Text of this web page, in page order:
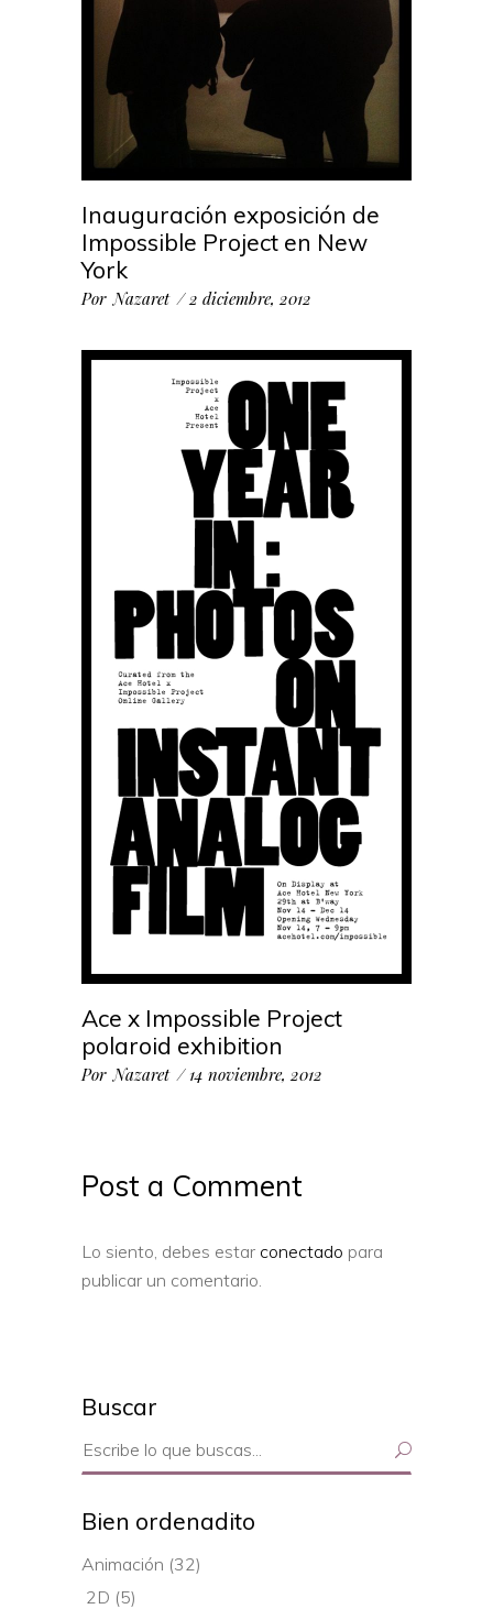
Inauguración exposición de
Impossible Project en New
York
Por Nazaret 2 diciembre, 2012
Ace x Impossible Project
polaroid exhibition
Por Nazaret 14 noviembre, 2012
Post a Comment
Lo siento, debes estar conectado para
publicar un comentario.
Buscar
Search
for:
Bien ordenadito
Animación (32)
2D (5)